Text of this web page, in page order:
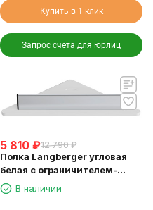
Купить в 1 клик
Запрос счета для юрлиц
5 810 ₽12 790 ₽
Полка Langberger угловая
белая с ограничителем-
скребок 73451-WH
В наличии